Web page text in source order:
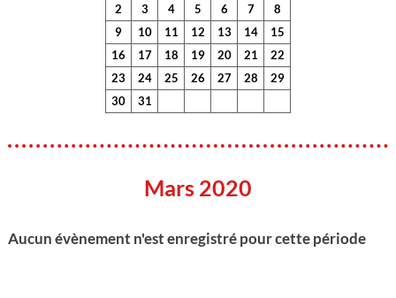
2
3 4 5 6 7
8
9
10 11 12 13 14
15
16
17 18 19 20 21
22
23
24 25 26 27 28
29
30
31
Mars 2020
Aucun évènement n'est enregistré pour cette période